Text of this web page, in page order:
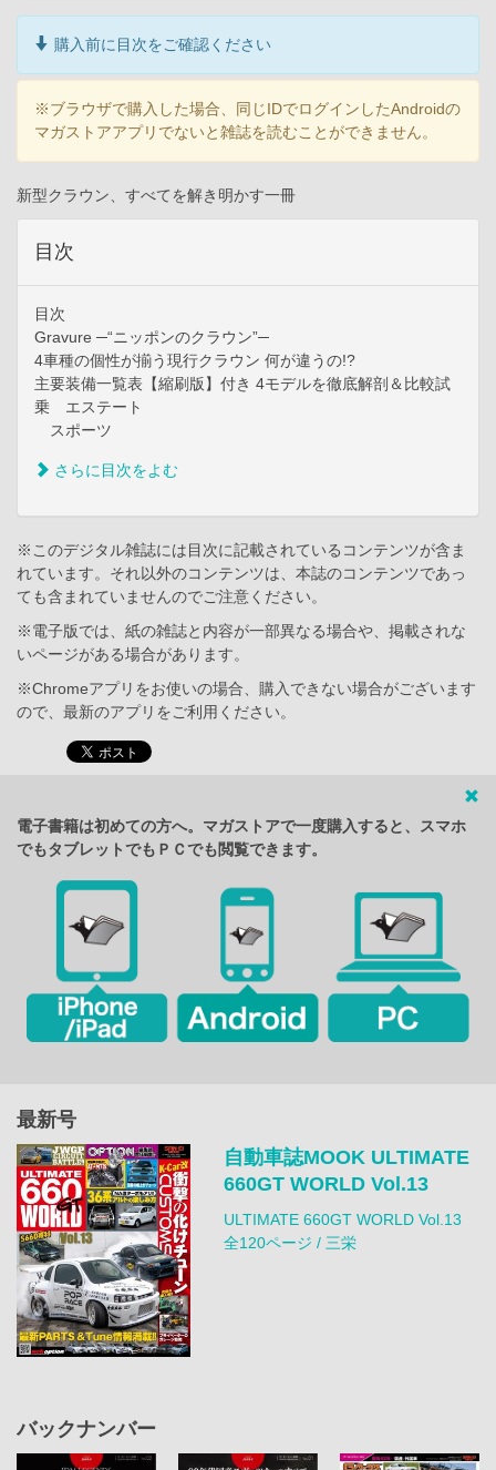
購入前に目次をご確認ください
※ブラウザで購入した場合、同じIDでログインしたAndroidの
マガストアアプリでないと雑誌を読むことができません。
新型クラウン、すべてを解き明かす一冊
目次
目次
Gravure ─“ニッポンのクラウン”─
4車種の個性が揃う現行クラウン 何が違うの!?
主要装備一覧表【縮刷版】付き 4モデルを徹底解剖＆比較試
乗 エステート
スポーツ
さらに目次をよむ
※このデジタル雑誌には目次に記載されているコンテンツが含ま
れています。それ以外のコンテンツは、本誌のコンテンツであっ
ても含まれていませんのでご注意ください。
※電子版では、紙の雑誌と内容が一部異なる場合や、掲載されな
いページがある場合があります。
※Chromeアプリをお使いの場合、購入できない場合がございます
ので、最新のアプリをご利用ください。
電子書籍は初めての方へ。マガストアで一度購入すると、スマホ
でもタブレットでもＰＣでも閲覧できます。
最新号
自動車誌MOOK ULTIMATE
660GT WORLD Vol.13
ULTIMATE 660GT WORLD Vol.13
全120ページ / 三栄
バックナンバー